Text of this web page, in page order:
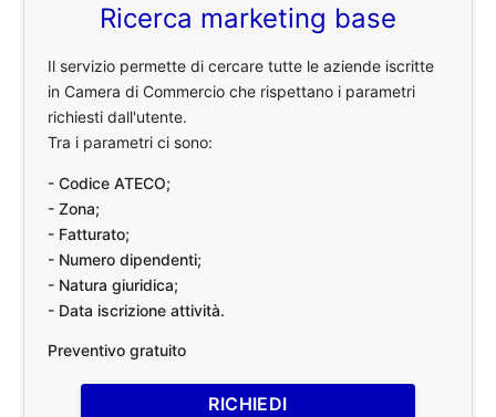
Ricerca marketing base
Il servizio permette di cercare tutte le aziende iscritte
in Camera di Commercio che rispettano i parametri
richiesti dall'utente.
Tra i parametri ci sono:
- Codice ATECO;
- Zona;
- Fatturato;
- Numero dipendenti;
- Natura giuridica;
- Data iscrizione attività.
Preventivo gratuito
RICHIEDI